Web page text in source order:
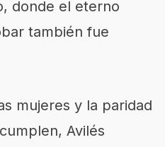
donde el eterno
también fue
mujeres y la paridad
Avilés